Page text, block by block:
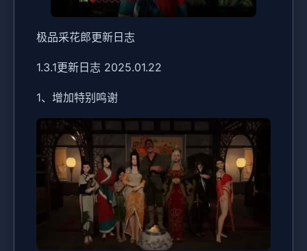
极品采花郎更新日志
1.3.1更新日志 2025.01.22
1、增加特别鸣谢